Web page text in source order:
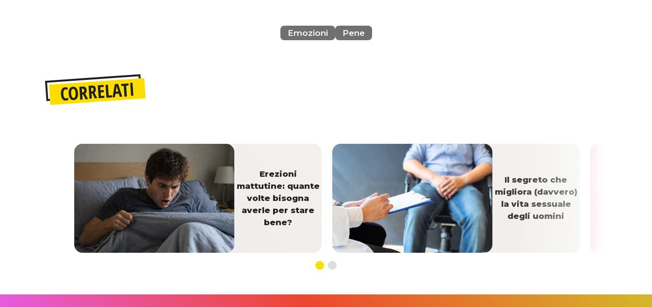
Emozioni Pene
CORRELATI
Erezioni
mattutine: quante
volte bisogna
averle per stare
bene?
Il segreto che
migliora (davvero)
la vita sessuale
degli uomini